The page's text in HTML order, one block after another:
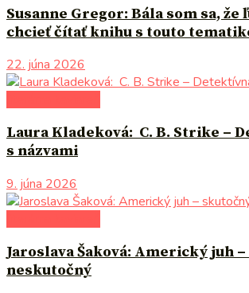
Susanne Gregor: Bála som sa, že
chcieť čítať knihu s touto
22. júna 2026
Laura Kladeková: C. B. Strike –
s názvami
9. júna 2026
Jaroslava Šaková: Americký juh
neskutočný